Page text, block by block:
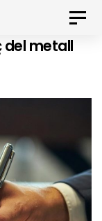
Toggle
del metall